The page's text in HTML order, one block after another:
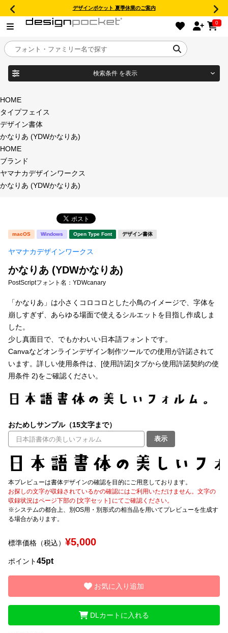
デザインポケット 夏季休業のご案内
0
目的別フォントガイド
特集
おすすめ
年間ライセンス商品
新着一覧
カート
マイページ
お気に入り
ご利用ガイド
よくあるご質問
お問い合わせ
検索条件 を表示
商品名
タイプフェイス
明朝体
角ゴシック
宋朝体
教科書体 行書体
草書体 勘亭流
江戸文字 デザイン毛筆
すべてを表示
太さ・ウェイト
セット or 単体
文字種類
価格帯
〜
HOME
タイプフェイス
デザイン書体
かなりあ (YDWかなりあ)
HOME
ブランド
ヤマナカデザインワークス
かなりあ (YDWかなりあ)
macOS Windows Open Type Font デザイン書体
ヤマナカデザインワークス
かなりあ (YDWかなりあ)
PostScriptフォント名： YDWcanary
「かなりあ」は小さくコロコロとした小鳥のイメージで、字体を
崩しすぎず、あらゆる場面で使えるシルエットを目指し作成しま
した。
少し真面目で、でもかわいい日本語フォントです。
Canvaなどオンラインデザイン制作ツールでの使用が許諾されて
います。詳しい使用条件は、[使用許諾]タブから使用許諾契約の使
用条件 2)をご確認ください。
おためしサンプル（15文字まで）
表示
本プレビューは書体デザインの確認を目的にご用意しております。
お探しの文字が収録されているかの確認にはご利用いただけません。文字の
収録状況はページ下部の [文字セット] にてご確認ください。
※システムの都合上、別OS用・別形式の相当品を用いてプレビューを生成す
る場合があります。
標準価格（税込） ¥5,000
ポイント45pt
お気に入り追加
DLカートに入れる